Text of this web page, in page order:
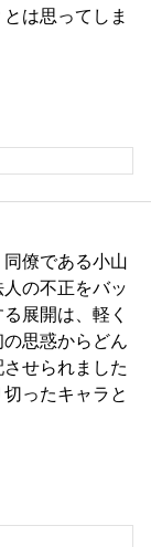
は思ってしま
僚である小山
の不正をバッ
展開は、軽く
思惑からどん
せられました
ったキャラと